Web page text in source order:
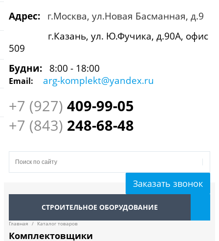
Адрес:
г.Москва, ул.Новая Басманная, д.9
г.Казань, ул. Ю.Фучика, д.90А, офис
509
Будни:
8:00 - 18:00
Email: arg-komplekt@yandex.ru
+7 (927) 409-99-05
+7 (843) 248-68-48
Заказать звонок
СТРОИТЕЛЬНОЕ ОБОРУДОВАНИЕ
Главная / Каталог товаров
Комплектовщики